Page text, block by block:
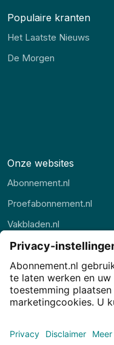
Populaire kranten
Het Laatste Nieuws
De Morgen
Onze websites
Abonnement.nl
Proefabonnement.nl
Vakbladen.nl
Abonnement.be
Thuisstudie.nl